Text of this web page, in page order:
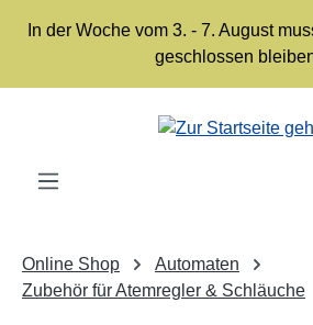
Zum Hauptinhalt springen
In der Woche vom 3. - 7. August
geschlossen
Online Shop
Automaten
Zubehör für Atemregler & Schläuche